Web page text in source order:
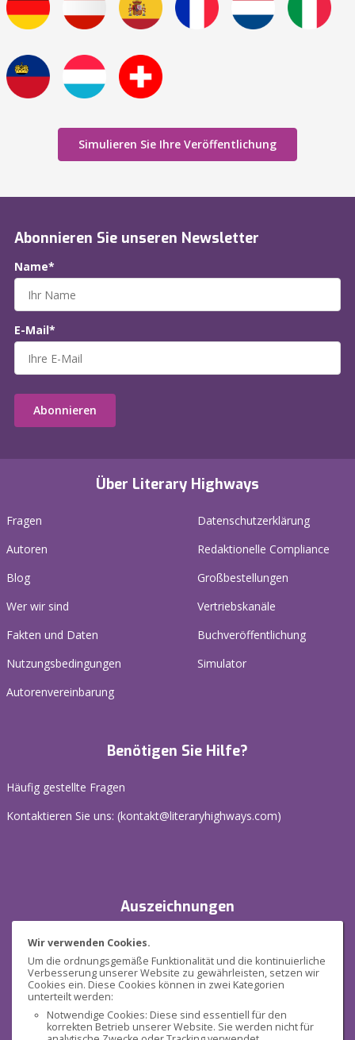
Wir verwenden Cookies.
Um die ordnungsgemäße Funktionalität und die kontinuierliche
Verbesserung unserer Website zu gewährleisten, setzen wir
Cookies ein. Diese Cookies können in zwei Kategorien
unterteilt werden:
Notwendige Cookies: Diese sind essentiell für den
korrekten Betrieb unserer Website. Sie werden nicht für
Simulieren Sie Ihre Veröffentlichung
Über Literary Highways
Fragen
Autoren
Blog
Wer wir sind
Fakten und Daten
Nutzungsbedingungen
Autorenvereinbarung
Datenschutzerklärung
Redaktionelle Compliance
Großbestellungen
Vertriebskanäle
Buchveröffentlichung
Simulator
Benötigen Sie Hilfe?
Häufig gestellte Fragen
Kontaktieren Sie uns: (kontakt@literaryhighways.com)
Auszeichnungen
Sicherheit
Abonnieren Sie unseren Newsletter
Name*
E-Mail*
Abonnieren